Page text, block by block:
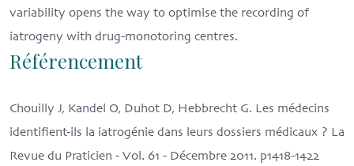
variability opens the way to optimise the recording of
iatrogeny with drug-monotoring centres.
Référencement
Chouilly J, Kandel O, Duhot D, Hebbrecht G. Les médecins
identifient-ils la iatrogénie dans leurs dossiers médicaux ? La
Revue du Praticien - Vol. 61 - Décembre 2011. p1418-1422